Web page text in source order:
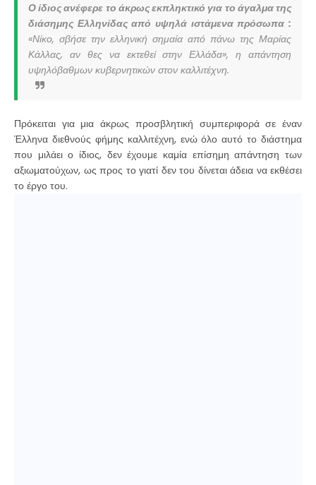
Ο ίδιος ανέφερε το άκρως εκπληκτικό για το άγαλμα της
διάσημης Ελληνίδας από υψηλά ιστάμενα πρόσωπα :
«Νίκο, σβήσε την ελληνική σημαία από πάνω της Μαρίας
Κάλλας, αν θες να εκτεθεί στην Ελλάδα», η απάντηση
υψηλόβαθμων κυβερνητικών στον καλλιτέχνη.
Πρόκειται για μια άκρως προσβλητική συμπεριφορά σε έναν
Έλληνα διεθνούς φήμης καλλιτέχνη, ενώ όλο αυτό το διάστημα
που μιλάει ο ίδιος, δεν έχουμε καμία επίσημη απάντηση των
αξιωματούχων, ως προς το γιατί δεν του δίνεται άδεια να εκθέσει
το έργο του.